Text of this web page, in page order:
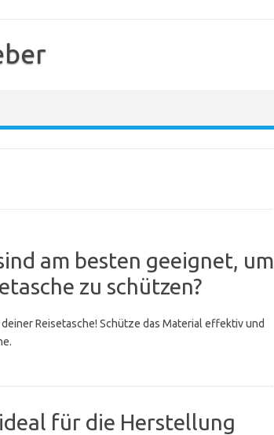
am besten geeignet, um
zu schützen?
Reisetasche! Schütze das Material effektiv und
für die Herstellung